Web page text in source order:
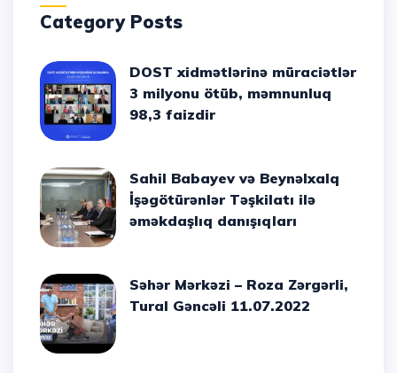
Category Posts
DOST xidmətlərinə müraciətlər
3 milyonu ötüb, məmnunluq
98,3 faizdir
Sahil Babayev və Beynəlxalq
İşəgötürənlər Təşkilatı ilə
əməkdaşlıq danışıqları
Səhər Mərkəzi – Roza Zərgərli,
Tural Gəncəli 11.07.2022